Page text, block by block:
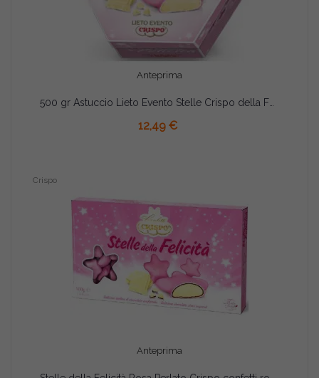
Anteprima
12,49 €
Anteprima
Crispo